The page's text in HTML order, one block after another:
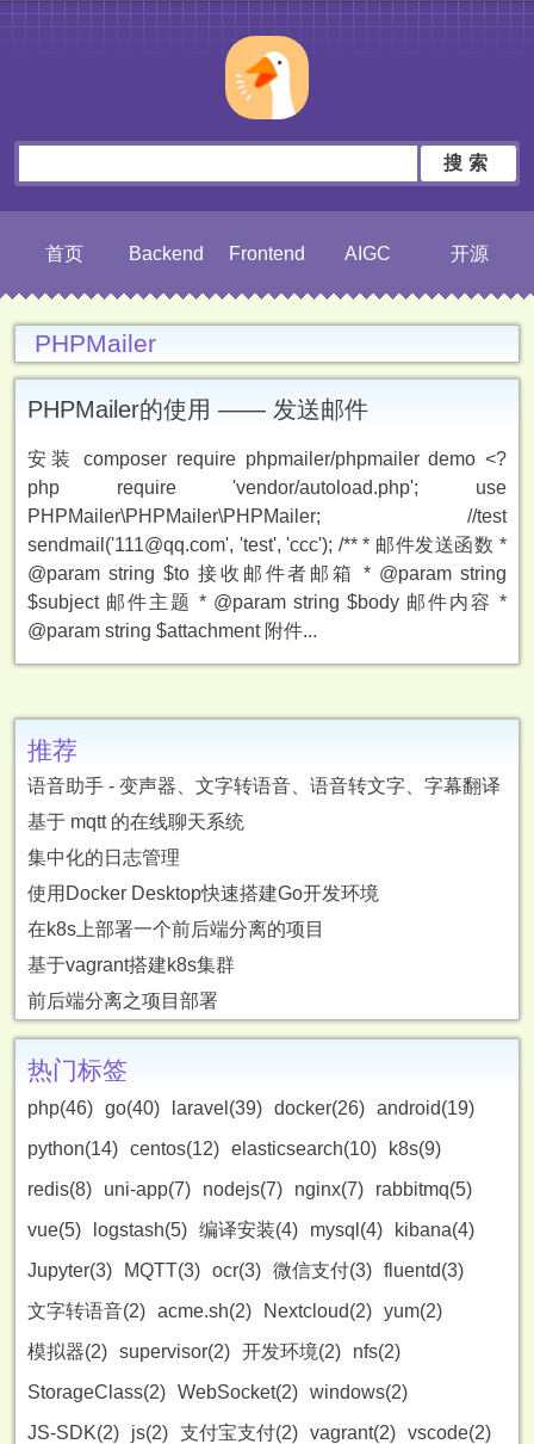
搜索
首页 Backend Frontend AIGC 开源
PHPMailer
PHPMailer的使用 —— 发送邮件
安装 composer require phpmailer/phpmailer demo <?
php require 'vendor/autoload.php'; use
PHPMailer\PHPMailer\PHPMailer; //test
sendmail('111@qq.com', 'test', 'ccc'); /** * 邮件发送函数 *
@param string $to 接收邮件者邮箱 * @param string
$subject 邮件主题 * @param string $body 邮件内容 *
@param string $attachment 附件...
推荐
语音助手 - 变声器、文字转语音、语音转文字、字幕翻译
基于 mqtt 的在线聊天系统
集中化的日志管理
使用Docker Desktop快速搭建Go开发环境
在k8s上部署一个前后端分离的项目
基于vagrant搭建k8s集群
前后端分离之项目部署
热门标签
php(46) go(40) laravel(39) docker(26) android(19)
python(14) centos(12) elasticsearch(10)
k8s(9)
redis(8)
uni-app(7) nodejs(7) nginx(7)
rabbitmq(5)
vue(5)
logstash(5) 编译安装(4) mysql(4)
kibana(4)
Jupyter(3)
MQTT(3) ocr(3) 微信支付(3) fluentd(3)
文字转语音(2) acme.sh(2) Nextcloud(2) yum(2)
模拟器(2) supervisor(2) 开发环境(2)
nfs(2)
StorageClass(2) WebSocket(2) windows(2)
JS-SDK(2)
js(2) 支付宝支付(2) vagrant(2) vscode(2)